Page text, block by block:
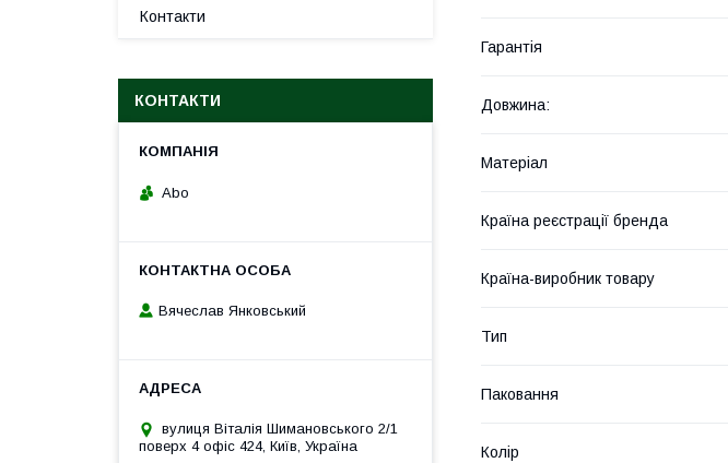
Гарантія
Довжина:
Матеріал
Країна реєстрації бренда
Країна-виробник товару
Тип
Паковання
Колір
Контакти
КОНТАКТИ
Abo
Вячеслав Янковський
вулиця Віталія Шимановського 2/1
поверх 4 офіс 424, Київ, Україна